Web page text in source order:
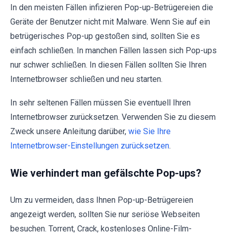
In den meisten Fällen infizieren Pop-up-Betrügereien die
Geräte der Benutzer nicht mit Malware. Wenn Sie auf ein
betrügerisches Pop-up gestoßen sind, sollten Sie es
einfach schließen. In manchen Fällen lassen sich Pop-ups
nur schwer schließen. In diesen Fällen sollten Sie Ihren
Internetbrowser schließen und neu starten.
In sehr seltenen Fällen müssen Sie eventuell Ihren
Internetbrowser zurücksetzen. Verwenden Sie zu diesem
Zweck unsere Anleitung darüber, wie Sie Ihre
Internetbrowser-Einstellungen zurücksetzen.
Wie verhindert man gefälschte Pop-ups?
Um zu vermeiden, dass Ihnen Pop-up-Betrügereien
angezeigt werden, sollten Sie nur seriöse Webseiten
besuchen. Torrent, Crack, kostenloses Online-Film-